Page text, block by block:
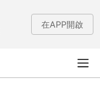
在APP開啟